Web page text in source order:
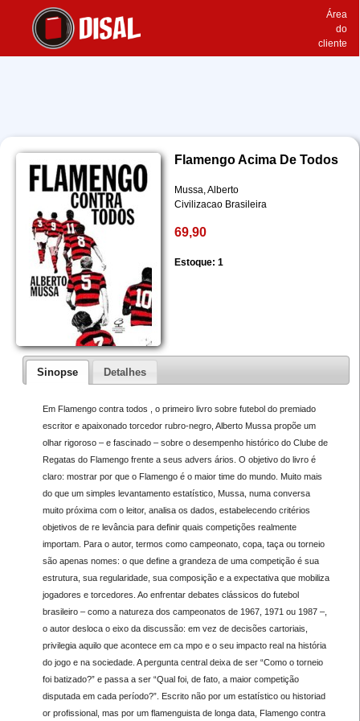
Área
do
cliente
Flamengo Acima De Todos
Mussa, Alberto
Civilizacao Brasileira
69,90
Estoque: 1
Sinopse Detalhes
Em Flamengo contra todos , o primeiro livro sobre futebol do premiado
escritor e apaixonado torcedor rubro-negro, Alberto Mussa propõe um
olhar rigoroso – e fascinado – sobre o desempenho histórico do Clube de
Regatas do Flamengo frente a seus advers ários. O objetivo do livro é
claro: mostrar por que o Flamengo é o maior time do mundo. Muito mais
do que um simples levantamento estatístico, Mussa, numa conversa
muito próxima com o leitor, analisa os dados, estabelecendo critérios
objetivos de re levância para definir quais competições realmente
importam. Para o autor, termos como campeonato, copa, taça ou torneio
são apenas nomes: o que define a grandeza de uma competição é sua
estrutura, sua regularidade, sua composição e a expectativa que mobiliza
jogadores e torcedores. Ao enfrentar debates clássicos do futebol
brasileiro – como a natureza dos campeonatos de 1967, 1971 ou 1987 –,
o autor desloca o eixo da discussão: em vez de decisões cartoriais,
privilegia aquilo que acontece em ca mpo e o seu impacto real na história
do jogo e na sociedade. A pergunta central deixa de ser “Como o torneio
foi batizado?” e passa a ser “Qual foi, de fato, a maior competição
disputada em cada período?”. Escrito não por um estatístico ou historiad
or profissional, mas por um flamenguista de longa data, Flamengo contra